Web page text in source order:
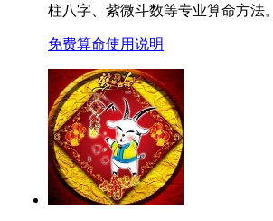
柱八字、紫微斗数等专业算命方法。
免费算命使用说明